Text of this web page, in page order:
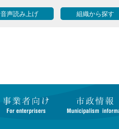
音声読み上げ 組織から探す